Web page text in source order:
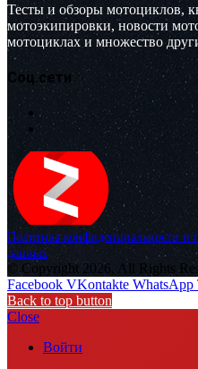
Тесты и обзоры мотоциклов,
мотоэкипировки, новости
мотоциклах и множество
Соц.сети
Политика конфиденциальности и
данных
© Copyright 2026, All Rights
Facebook VKontakte WhatsApp
Back to top button
Close
Войти